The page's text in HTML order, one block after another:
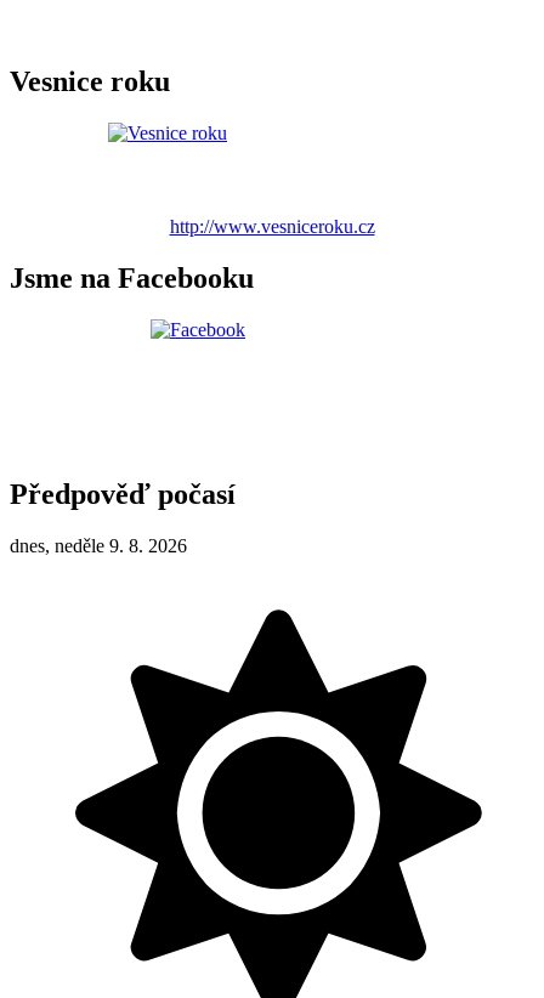
Vesnice roku
http://www.vesniceroku.cz
Jsme na Facebooku
Předpověď počasí
dnes, neděle 9. 8. 2026